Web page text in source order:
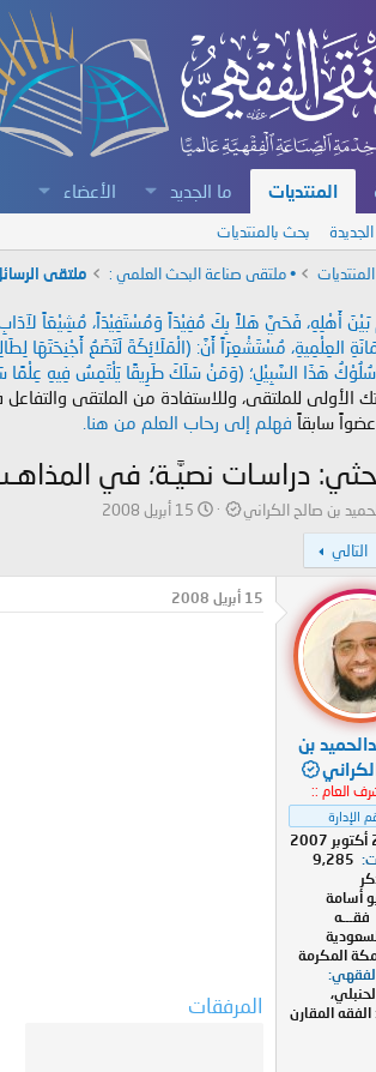
المنتديات ما الجديد الأعضاء
بحث بالمنتديات
المنتديات • ملتقى صناعة البحث العلمي : ملتقى
بَيْنَ أَهْلِهِ، فَحَيَّ هَلاً بِكَ مُفِيْدَاً وَمُسْتَفِيْدَاً، مُشِيْعَاً
العِلْمِيةِ، مُسْتَشْعِرَاً أَنَّ: (الْمَلَائِكَةَ لَتَضَعُ أَجْنِحَتَهَا
سُلُوْكُ هَذَا السَّبِيْلِ؛ (وَمَنْ سَلَكَ طَرِيقًا يَلْتَمِسُ فِيهِ عِلْمًا
الأولى للملتقى، وللاستفادة من الملتقى والتفاعل
سابقاً فهلم إلى رحاب العلم من هنا.
دراسـات نصيَّـة؛ في المذاهـب
بن صالح الكراني
ت
ي
خ
ا
15 أبريل 2008
التالي
بن
العام ::
الإدارة
9,285
أسامة
فقـــه
المكرمة
الفقه المقارن
15 أبريل 2008
المرفقات